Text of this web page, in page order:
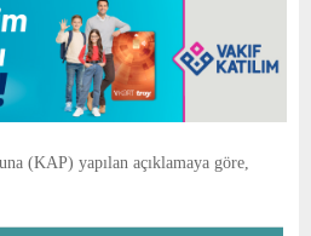
(KAP) yapılan açıklamaya göre,